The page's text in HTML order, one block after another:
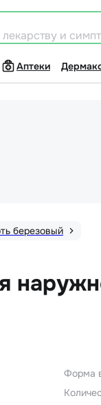
и
Аптеки
березовый
Форма